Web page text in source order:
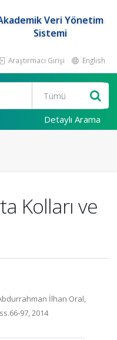
Veri Yönetim
Sistemi
Araştırmacı Girişi English
Detaylı Arama
Kolları ve
İlhan Oral,
97, 2014